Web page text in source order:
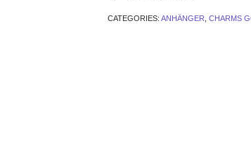
CATEGORIES: ANHÄNGER, CHARMS